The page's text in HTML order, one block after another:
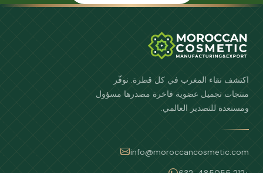
اكتشف نقاء المغرب في كل قطرة. نوفّر
منتجات تجميل عضوية فاخرة مصدرها مسؤول
ومستعدة للتصدير العالمي.
info@moroccancosmetic.com